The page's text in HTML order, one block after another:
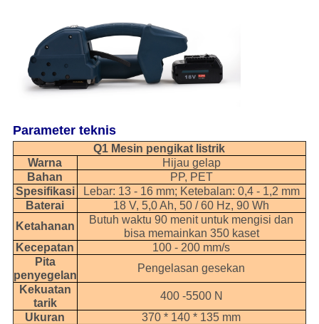
Parameter teknis
Q1 Mesin pengikat listrik
Warna
Hijau gelap
Bahan
PP, PET
Spesifikasi
Lebar: 13 - 16 mm; Ketebalan: 0,4 - 1,2 mm
Baterai
18 V, 5,0 Ah, 50 / 60 Hz, 90 Wh
Ketahanan
Butuh waktu 90 menit untuk mengisi dan
bisa memainkan 350 kaset
Kecepatan
100 - 200 mm/s
Pita
penyegelan
Pengelasan gesekan
Kekuatan
tarik
400 -5500 N
Ukuran
370 * 140 * 135 mm